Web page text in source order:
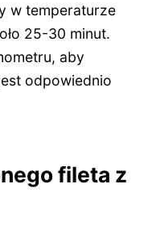
w temperaturze
25-30 minut.
aby
odpowiednio
fileta z